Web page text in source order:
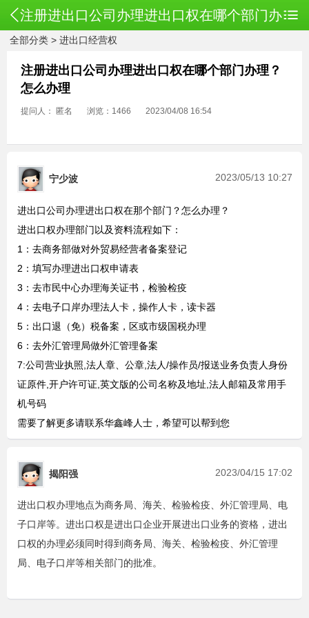
注册进出口公司办理进出口权在哪个部门办
理？怎么办理
全部分类 > 进出口经营权
注册进出口公司办理进出口权在哪个部门办理？
怎么办理
提问人： 匿名 浏览：1466 2023/04/08 16:54
宁少波 2023/05/13 10:27
进出口公司办理进出口权在那个部门？怎么办理？
进出口权办理部门以及资料流程如下：
1：去商务部做对外贸易经营者备案登记
2：填写办理进出口权申请表
3：去市民中心办理海关证书， 检验检疫
4：去电子口岸办理法人卡，操作人卡，读卡器
5：出口退（免）税备案，区或市级国税办理
6：去外汇管理局做外汇管理备案
7:公司营业执照,法人章、公章,法人/操作员/报送业务负责人身份
证原件,开户许可证,英文版的公司名称及地址,法人邮箱及常用手
机号码
需要了解更多请联系华鑫峰人士，希望可以帮到您
揭阳强 2023/04/15 17:02
进出口权办理地点为商务局、海关、检验检疫、外汇管理局、电
子口岸等。进出口权是进出口企业开展进出口业务的资格，进出
口权的办理必须同时得到商务局、海关、检验检疫、外汇管理
局、电子口岸等相关部门的批准。